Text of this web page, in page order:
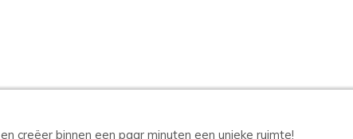
en creëer binnen een paar minuten een unieke ruimte!